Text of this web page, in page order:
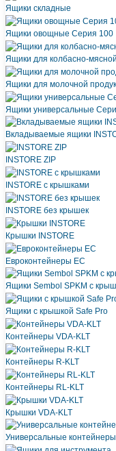
Ящики складные
Ящики овощные Серия 100
Ящики для колбасно-
Ящики для молочной
Ящики универсальные
Вкладываемые ящики
INSTORE ZIP
INSTORE с крышками
INSTORE без крышек
Крышки INSTORE
Евроконтейнеры ЕC
Ящики Sembol SPKM с
Ящики с крышкой Safe Pro
Контейнеры VDA-KLT
Контейнеры R-KLT
Контейнеры RL-KLT
Крышки VDA-KLT
Универсальные контейнеры